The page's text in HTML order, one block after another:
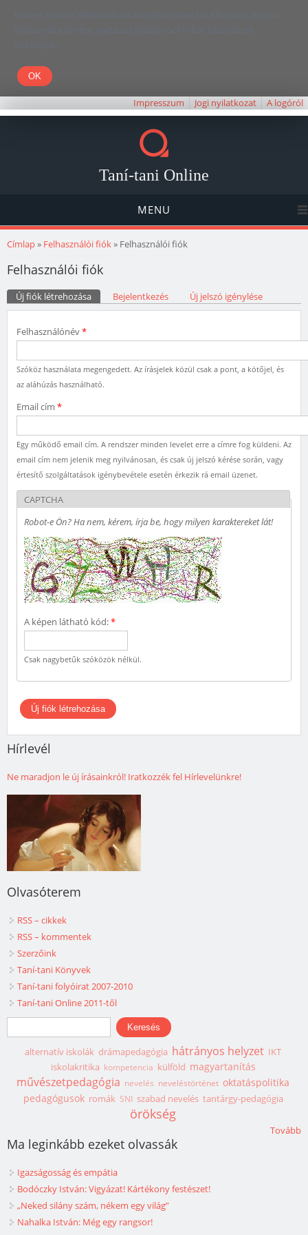
Kedves Olvasó! Weboldalunk böngészésével Ön elfogadja, hogy a
felhasználói élmény javítása céljából cookie-kat használunk.
Köszönjük!
Impresszum Jogi nyilatkozat A logóról
Taní-tani Online
MENU
Jelenlegi hely
Címlap» Felhasználói fiók» Felhasználói fiók
Felhasználói fiók
Elsődleges fülek
Új fiók létrehozása (aktív fül)Bejelentkezés Új jelszó igénylése
Felhasználónév*
Szóköz használata megengedett. Az írásjelek közül csak a pont, a kötőjel, és
az aláhúzás használható.
Email cím *
Egy működő email cím. A rendszer minden levelet erre a címre fog küldeni. Az
email cím nem jelenik meg nyilvánosan, és csak új jelszó kérése során, vagy
értesítő szolgáltatások igénybevétele esetén érkezik rá email üzenet.
CAPTCHA
Robot-e Ön? Ha nem, kérem, írja be, hogy milyen karaktereket lát!
A képen látható kód:*
Csak nagybetűk szóközök nélkül.
Hírlevél
Ne maradjon le új írásainkról! Iratkozzék fel Hírlevelünkre!
Olvasóterem
RSS – cikkek
RSS – kommentek
Szerzőink
Taní-tani Könyvek
Taní-tani folyóirat 2007-2010
Taní-tani Online 2011-től
Keresés űrlap
Keresés
alternatív iskolák drámapedagógia hátrányos helyzet IKT
iskolakritika kompetencia külföld magyartanítás
művészetpedagógia nevelés neveléstörténet oktatáspolitika
pedagógusok romák SNI szabad nevelés tantárgy-pedagógia
örökség
Tovább
Ma leginkább ezeket olvassák
Igazságosság és empátia
Bodóczky István: Vigyázat! Kártékony festészet!
„Neked silány szám, nékem egy világ”
Nahalka István: Még egy rangsor!